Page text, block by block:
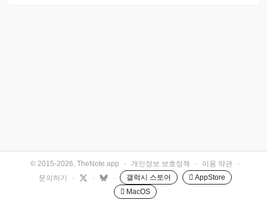
© 2015-2026, TheNote.app · 개인정보 보호정책 · 이용 약관
·
문의하기
· · · 갤럭시 스토어
 AppStore
 MacOS